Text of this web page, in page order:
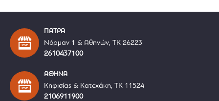
ΠΑΤΡΑ
Νόρμαν 1 & Αθηνών, ΤΚ 26223
2610437100
ΑΘΗΝΑ
Κηφισίας & Κατεχάκη, ΤΚ 11524
2106911900